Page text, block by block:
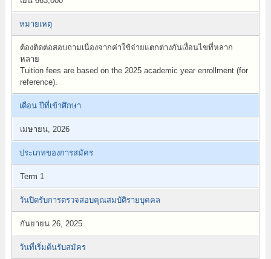
หมายเหตุ
ต้องติดต่อสอบถามเนื่องจากค่าใช้จ่ายแตกต่างกันเงื่อนไขที่หลาก
หลาย
Tuition fees are based on the 2025 academic year enrollment (for
reference).
เดือน ปีที่เข้าศึกษา
เมษายน, 2026
ประเภทของการสมัคร
Term 1
วันปิดรับการตรวจสอบคุณสมบัติรายบุคคล
กันยายน 26, 2025
วันที่เริ่มต้นรับสมัคร